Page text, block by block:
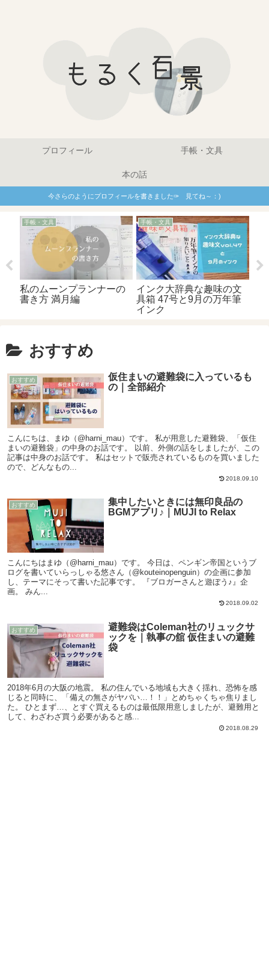
プロフィール 手帳・文具
本の話
今さらのようにプロフィールを書きました✑ 見てね～：)
手帳・文具
私のムーンプランナーの
書き方 満月編
手帳・文具
インク大辞典な趣味の文
具箱 47号と9月の万年筆
インク
おすすめ
おすすめ
仮住まいの避難袋に入っているも
の｜全部紹介
こんにちは、まゆ（@harni_mau）です。 私が用意した避難袋、「仮住
まいの避難袋」の中身のお話です。 以前、外側の話をしましたが、この
記事は中身のお話です。 私はセットで販売されているものを買いました
ので、どんなもの...
2018.09.10
おすすめ
集中したいときには無印良品の
BGMアプリ♪｜MUJI to Relax
こんにちはまゆ（@harni_mau）です。 今日は、ペンギン帝国というブ
ログを書いていらっしゃる悠さん（@kouteinopenguin）の企画に参加
し、テーマにそって書いた記事です。 『ブロガーさんと遊ぼう♪』企
画。 みん...
2018.09.02
おすすめ
避難袋はColeman社のリュックサ
ックを｜執事の舘 仮住まいの避難
袋
2018年6月の大阪の地震。 私の住んでいる地域も大きく揺れ、恐怖を感
じると同時に、「備えの無さがヤバい…！！」とめちゃくちゃ焦りまし
た。 ひとまず…、とすぐ買えるものは最低限用意しましたが、避難用と
して、わざわざ買う必要があると感...
2018.08.29